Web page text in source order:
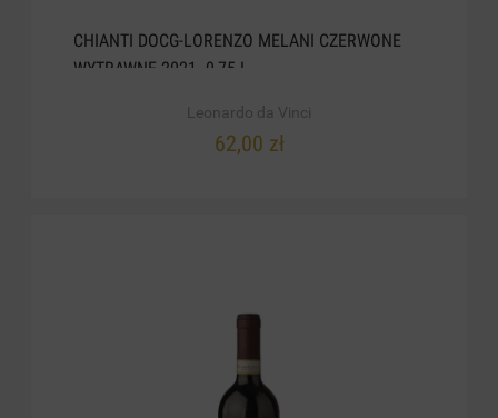
CHIANTI DOCG-LORENZO MELANI CZERWONE
WYTRAWNE 2021. 0,75 L
Leonardo da Vinci
62,00 zł